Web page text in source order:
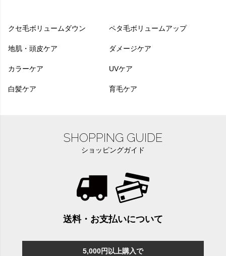
クセ毛ボリュームダウン ペタ毛ボリュームアップ
地肌・頭皮ケア ダメージケア
カラーケア UVケア
白髪ケア 育毛ケア
SHOPPING GUIDE
ショッピングガイド
送料・お支払いについて
5,000円以上購入で